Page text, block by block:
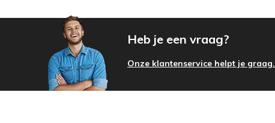
Heb je een vraag?
Onze klantenservice helpt je graag.